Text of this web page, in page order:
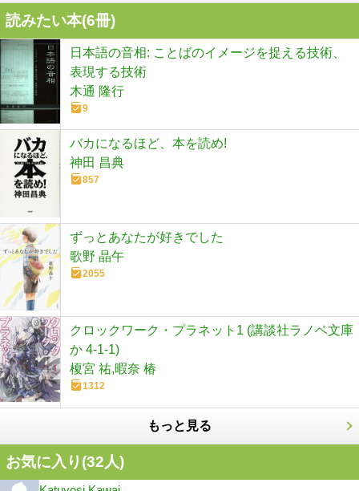
読みたい本(6冊)
日本語の音相: ことばのイメージを捉える技術、
表現する技術
木通 隆行
9
バカになるほど、本を読め!
神田 昌典
857
ずっとあなたが好きでした
歌野 晶午
2055
クロックワーク・プラネット1 (講談社ラノベ文庫
か 4-1-1)
榎宮 祐,暇奈 椿
1312
もっと見る
お気に入り(32人)